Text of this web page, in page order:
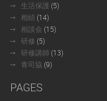
生活保護 (5)
相続 (14)
相談会 (15)
研修 (5)
研修講師 (13)
青司協 (9)
PAGES